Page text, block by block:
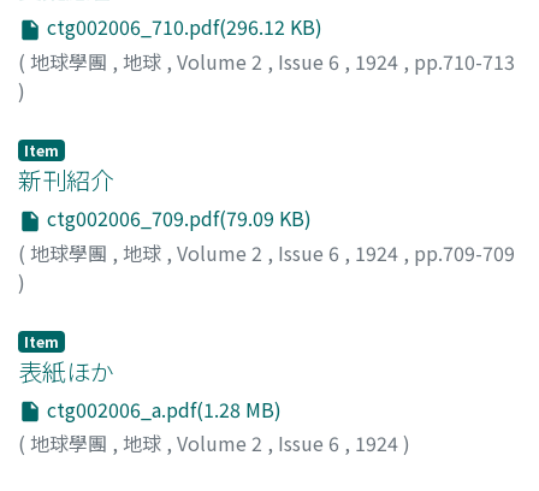
ctg002006_710.pdf(296.12 KB)
( 地球學團 , 地球 , Volume 2 , Issue 6 , 1924 , pp.710-713
)
Item
新刊紹介
ctg002006_709.pdf(79.09 KB)
( 地球學團 , 地球 , Volume 2 , Issue 6 , 1924 , pp.709-709
)
Item
表紙ほか
ctg002006_a.pdf(1.28 MB)
( 地球學團 , 地球 , Volume 2 , Issue 6 , 1924)